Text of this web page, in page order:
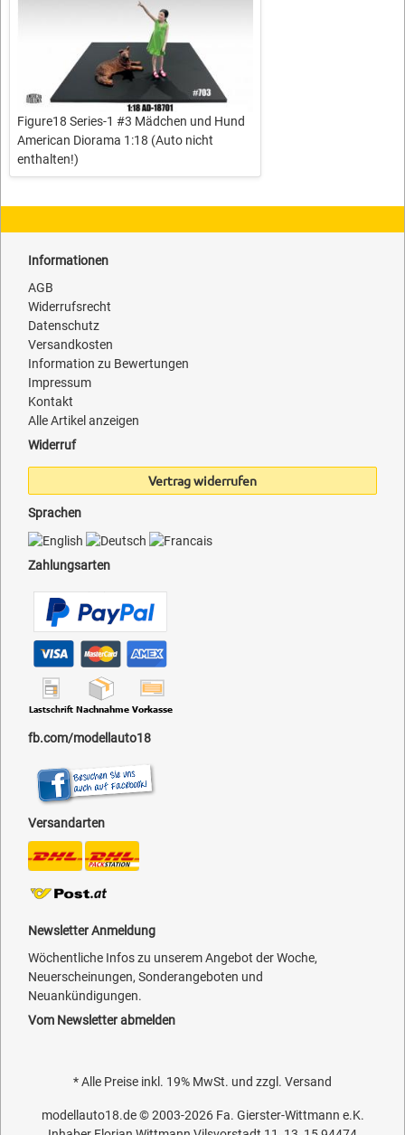
Figure18 Series-1 #3 Mädchen und Hund
American Diorama 1:18 (Auto nicht
enthalten!)
Informationen
AGB
Widerrufsrecht
Datenschutz
Versandkosten
Information zu Bewertungen
Impressum
Kontakt
Alle Artikel anzeigen
Widerruf
Vertrag widerrufen
Sprachen
Zahlungsarten
fb.com/modellauto18
Versandarten
Newsletter Anmeldung
Wöchentliche Infos zu unserem Angebot der Woche,
Neuerscheinungen, Sonderangeboten und
Neuankündigungen.
Vom Newsletter abmelden
* Alle Preise inkl. 19% MwSt. und zzgl. Versand
modellauto18.de© 2003-2026 Fa. Gierster-Wittmann e.K.